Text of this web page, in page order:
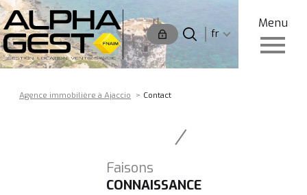
Menu
fr
Accueil
Langue
fr
Agence immobilière à Ajaccio Contact
Faisons
CONNAISSANCE